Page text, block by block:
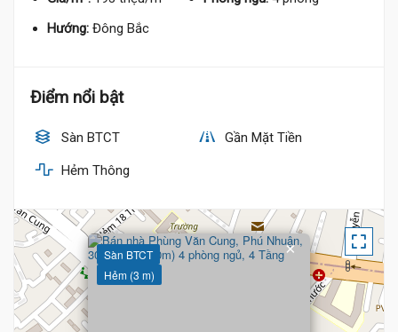
Hướng: Đông Bắc
Điểm nổi bật
Sàn BTCT Gần Mặt Tiền
Hẻm Thông
Sàn BTCT
Hẻm (3 m)
×